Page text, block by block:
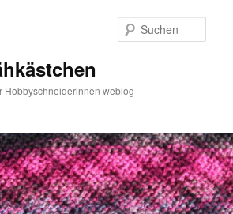
Hobbyschneiderinnen weblog